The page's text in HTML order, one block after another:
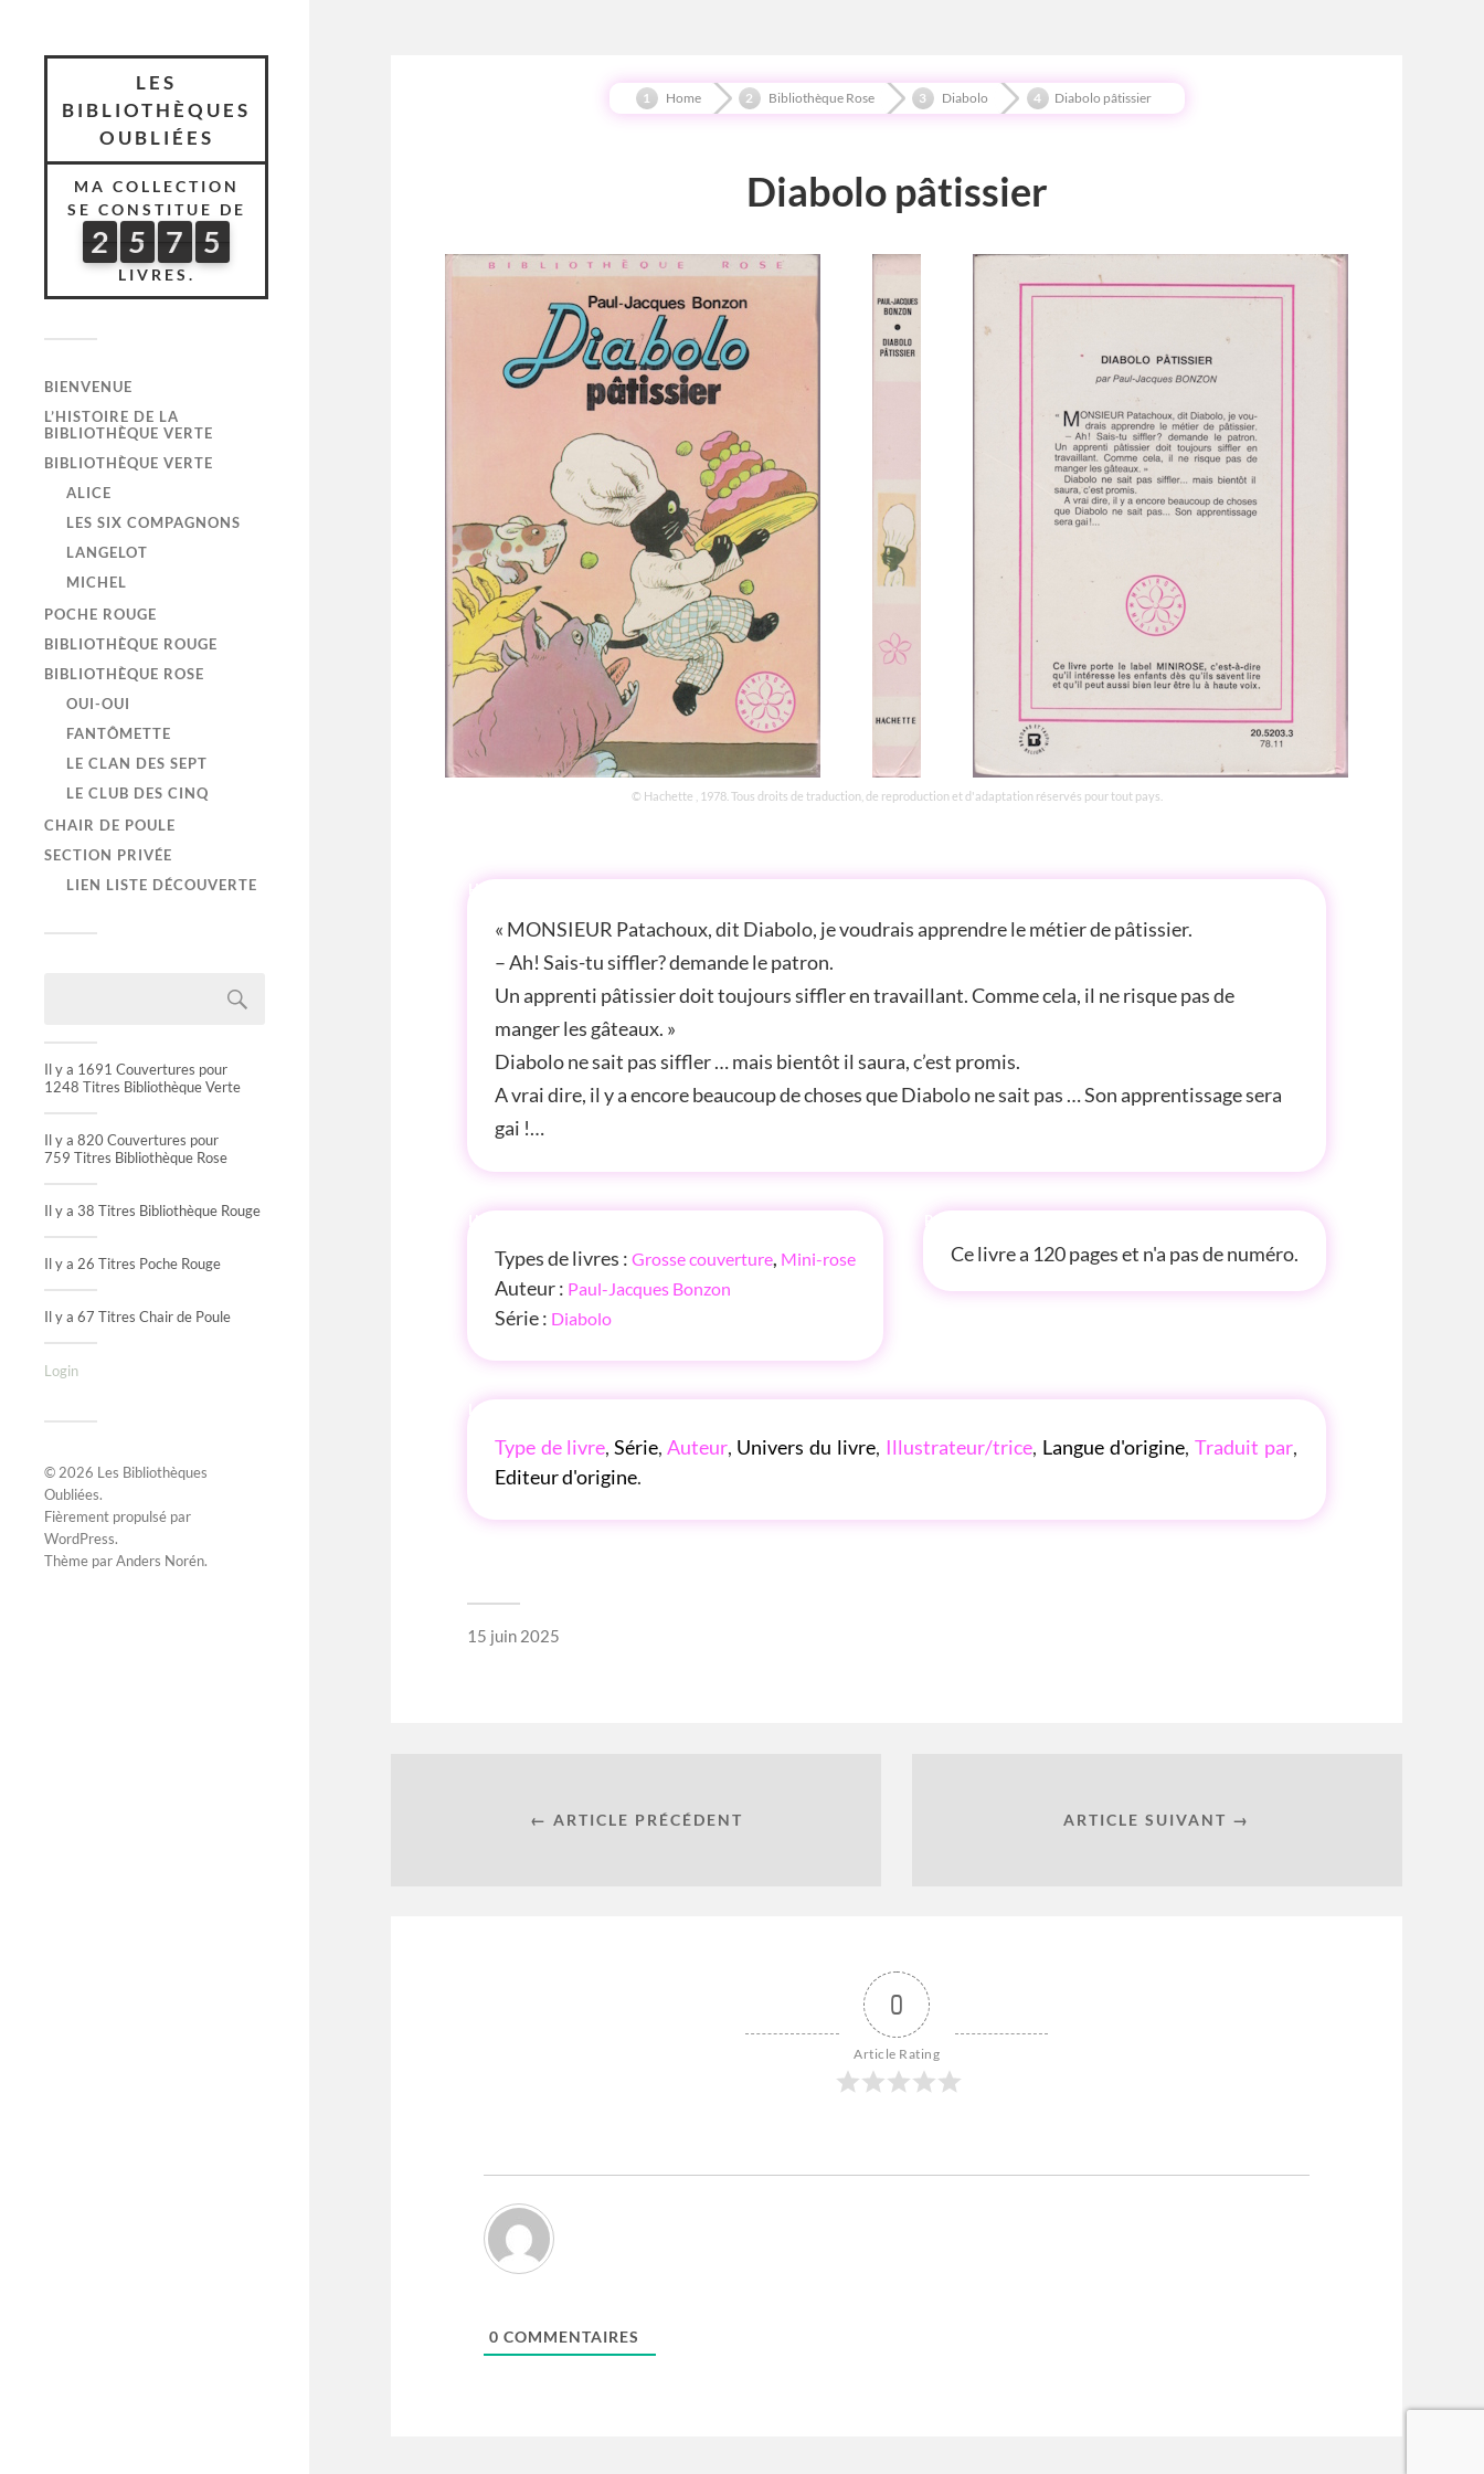
LES
BIBLIOTHÈQUES
OUBLIÉES
MA COLLECTION
SE CONSTITUE DE
2
5
2 5
2
5 7
5
7 5
5
LIVRES.
BIENVENUE
L’HISTOIRE DE LA
BIBLIOTHÈQUE VERTE
BIBLIOTHÈQUE VERTE
ALICE
LES SIX COMPAGNONS
LANGELOT
MICHEL
POCHE ROUGE
BIBLIOTHÈQUE ROUGE
BIBLIOTHÈQUE ROSE
OUI-OUI
FANTÔMETTE
LE CLAN DES SEPT
LE CLUB DES CINQ
CHAIR DE POULE
SECTION PRIVÉE
LIEN LISTE DÉCOUVERTE
Il y a 1691 Couvertures pour
1248 Titres Bibliothèque Verte
Il y a 820 Couvertures pour
759 Titres Bibliothèque Rose
Il y a 38 Titres Bibliothèque Rouge
Il y a 26 Titres Poche Rouge
Il y a 67 Titres Chair de Poule
Login
© 2026 Les Bibliothèques
Oubliées.
Fièrement propulsé par
WordPress.
Thème parAnders Norén.
Home Bibliothèque Rose Diabolo Diabolo pâtissier
Diabolo pâtissier
© Hachette , 1978. Tous droits de traduction, de reproduction et d'adaptation réservés pour tout pays.
HISTOIRE
« MONSIEUR Patachoux, dit Diabolo, je voudrais apprendre le métier de pâtissier.
– Ah! Sais-tu siffler? demande le patron.
Un apprenti pâtissier doit toujours siffler en travaillant. Comme cela, il ne risque pas de
manger les gâteaux. »
Diabolo ne sait pas siffler … mais bientôt il saura, c’est promis.
A vrai dire, il y a encore beaucoup de choses que Diabolo ne sait pas … Son apprentissage sera
gai !…
INFOS
Types de livres :Grosse couverture Mini-rose
Auteur : Paul-Jacques Bonzon
Série : Diabolo
P'TITE INFOS
Ce livre a 120 pages et n'a pas de numéro.
Type de livre,Série,Auteur, Univers du livre, Illustrateur/trice, Langue d'origine,Traduit par,
Editeur d'origine.
15 juin 2025
← ARTICLE PRÉCÉDENT ARTICLE SUIVANT →
0
Article Rating
0 COMMENTAIRES